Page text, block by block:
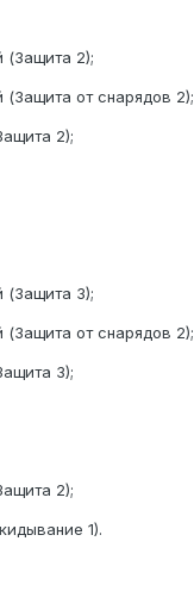
(Защита 2);
(Защита от снарядов 2);
2);
(Защита 3);
(Защита от снарядов 2);
3);
2);
1).